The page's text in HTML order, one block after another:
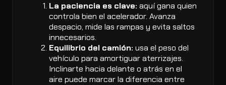
La paciencia es clave: aquí gana quien
controla bien el acelerador. Avanza
despacio, mide las rampas y evita saltos
innecesarios.
Equilibrio del camión: usa el peso del
vehículo para amortiguar aterrizajes.
Inclinarte hacia delante o atrás en el
aire puede marcar la diferencia entre